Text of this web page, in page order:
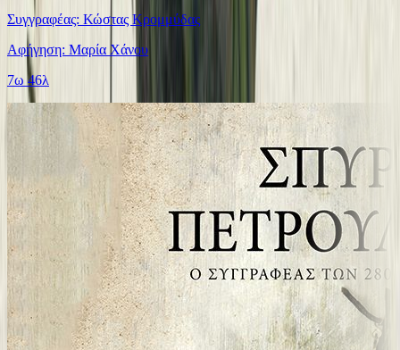
Συγγραφέας: Κώστας Κρομμύδας
Αφήγηση: Μαρία Χάνου
7ω 46λ